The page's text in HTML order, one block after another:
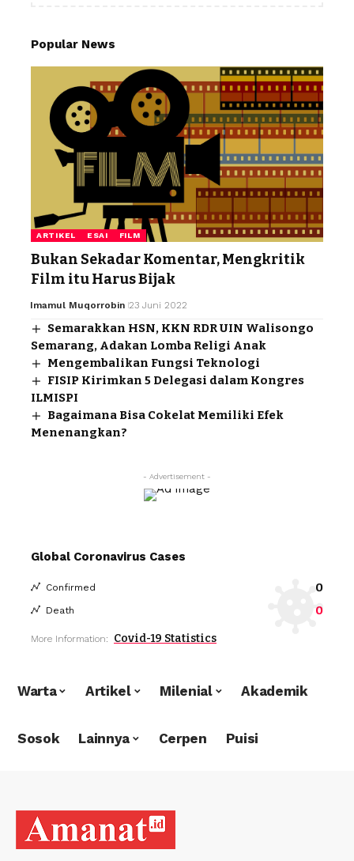
Popular News
ARTIKEL ESAI FILM
Bukan Sekadar Komentar, Mengkritik
Film itu Harus Bijak
Imamul Muqorrobin 23 Juni 2022
Semarakkan HSN, KKN RDR UIN Walisongo
Semarang, Adakan Lomba Religi Anak
Mengembalikan Fungsi Teknologi
FISIP Kirimkan 5 Delegasi dalam Kongres
ILMISPI
Bagaimana Bisa Cokelat Memiliki Efek
Menenangkan?
- Advertisement -
Global Coronavirus Cases
Confirmed 0
Death 0
More Information: Covid-19 Statistics
Warta Artikel Milenial Akademik
Sosok Lainnya Cerpen Puisi